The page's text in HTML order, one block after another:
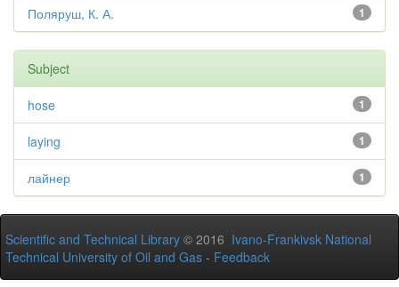
1
Поляруш, К. А.
Subject
1
hose
1
laying
1
лайнер
Scientific and Technical Library © 2016 Ivano-Frankivsk National
Technical University of Oil and Gas - Feedback